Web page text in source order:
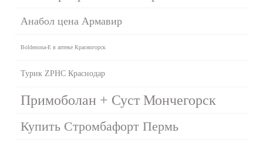
Анабол цена Армавир
Boldenona-E в аптеке Красногорск
Турик ZPHC Краснодар
Примоболан + Суст Мончегорск
Купить Стромбафорт Пермь